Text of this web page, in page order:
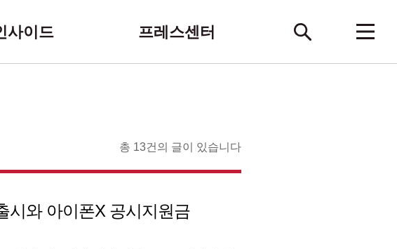
사이드 프레스센터
총 13건의 글이 있습니다
시와 아이폰X 공시지원금